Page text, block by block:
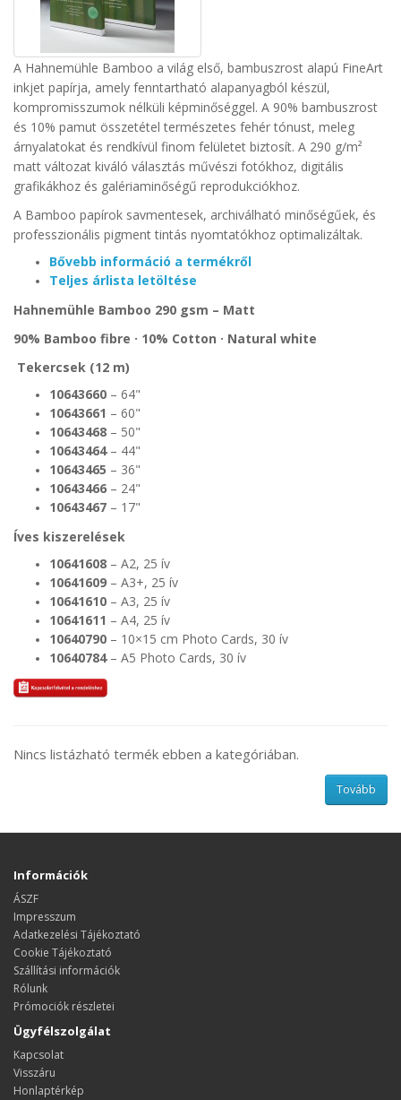
A Hahnemühle Bamboo a világ első, bambuszrost alapú FineArt
inkjet papírja, amely fenntartható alapanyagból készül,
kompromisszumok nélküli képminőséggel. A 90% bambuszrost
és 10% pamut összetétel természetes fehér tónust, meleg
árnyalatokat és rendkívül finom felületet biztosít. A 290 g/m²
matt változat kiváló választás művészi fotókhoz, digitális
grafikákhoz és galériaminőségű reprodukciókhoz.
A Bamboo papírok savmentesek, archiválható minőségűek, és
professzionális pigment tintás nyomtatókhoz optimalizáltak.
Bővebb információ a termékről
Teljes árlista letöltése
Hahnemühle Bamboo 290 gsm – Matt
90% Bamboo fibre · 10% Cotton · Natural white
Tekercsek (12 m)
10643660 – 64"
10643661 – 60"
10643468 – 50"
10643464– 44"
10643465 – 36"
10643466 – 24"
10643467 – 17"
Íves kiszerelések
10641608 – A2, 25 ív
10641609 – A3+, 25 ív
10641610 – A3, 25 ív
10641611 – A4, 25 ív
10640790 – 10×15 cm Photo Cards, 30 ív
10640784– A5 Photo Cards, 30 ív
Nincs listázható termék ebben a kategóriában.
Tovább
Információk
ÁSZF
Impresszum
Adatkezelési Tájékoztató
Cookie Tájékoztató
Szállítási információk
Rólunk
Prómociók részletei
Ügyfélszolgálat
Kapcsolat
Visszáru
Honlaptérkép